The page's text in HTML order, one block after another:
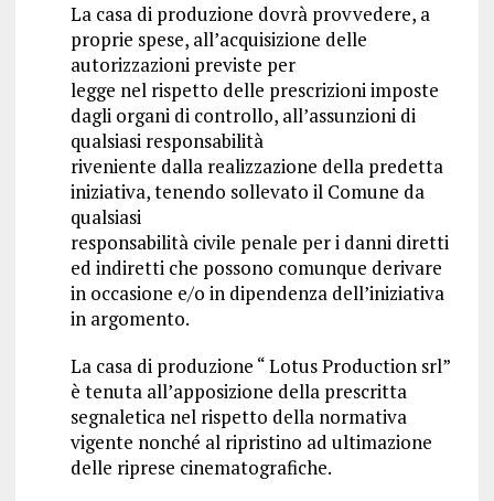
La casa di produzione dovrà provvedere, a
proprie spese, all’acquisizione delle
autorizzazioni previste per
legge nel rispetto delle prescrizioni imposte
dagli organi di controllo, all’assunzioni di
qualsiasi responsabilità
riveniente dalla realizzazione della predetta
iniziativa, tenendo sollevato il Comune da
qualsiasi
responsabilità civile penale per i danni diretti
ed indiretti che possono comunque derivare
in occasione e/o in dipendenza dell’iniziativa
in argomento.
La casa di produzione “ Lotus Production srl”
è tenuta all’apposizione della prescritta
segnaletica nel rispetto della normativa
vigente nonché al ripristino ad ultimazione
delle riprese cinematografiche.